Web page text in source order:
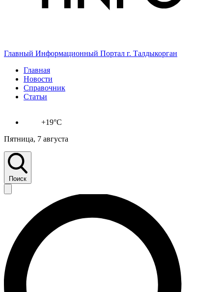
Главный Информационный Портал г. Талдыкорган
Главная
Новости
Справочник
Статьи
+19°C
Пятница, 7 августа
Поиск